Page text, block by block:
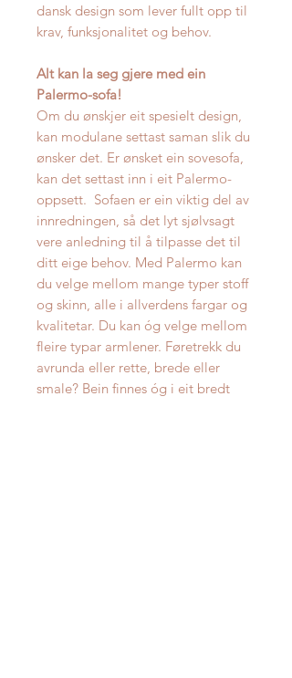
dansk design som lever fullt opp til
krav, funksjonalitet og behov.
Alt kan la seg gjere med ein
Palermo-sofa!
Om du ønskjer eit spesielt design,
kan modulane settast saman slik du
ønsker det. Er ønsket ein sovesofa,
kan det settast inn i eit Palermo-
oppsett. Sofaen er ein viktig del av
innredningen, så det lyt sjølvsagt
vere anledning til å tilpasse det til
ditt eige behov. Med Palermo kan
du velge mellom mange typer stoff
og skinn, alle i allverdens fargar og
kvalitetar. Du kan óg velge mellom
fleire typar armlener. Føretrekk du
avrunda eller rette, brede eller
smale? Bein finnes óg i eit bredt